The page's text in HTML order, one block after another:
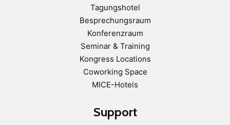
Tagungshotel
Besprechungsraum
Konferenzraum
Seminar & Training
Kongress Locations
Coworking Space
MICE-Hotels
Support